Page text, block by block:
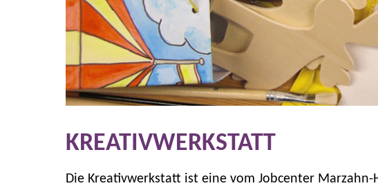
KREATIVWERKSTATT
Die Kreativwerkstatt ist eine vom Jobcenter